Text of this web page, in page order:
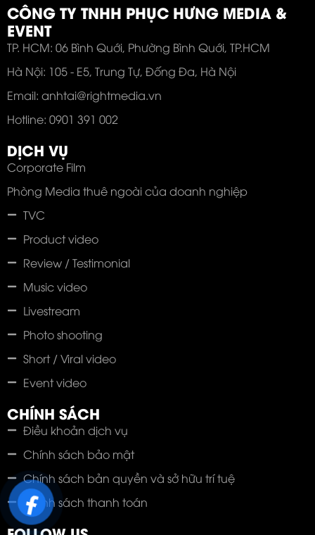
CÔNG TY TNHH PHỤC HƯNG MEDIA &
EVENT
TP. HCM: 06 Bình Quới, Phường Bình Quới, TP.HCM
Hà Nội: 105 - E5, Trung Tự, Đống Đa, Hà Nội
Email: anhtai@rightmedia.vn
Hotline: 0901 391 002
DỊCH VỤ
Corporate Film
Phòng Media thuê ngoài của doanh nghiệp
TVC
Product video
Review / Testimonial
Music video
Livestream
Photo shooting
Short / Viral video
Event video
CHÍNH SÁCH
Điều khoản dịch vụ
Chính sách bảo mật
Chính sách bản quyền và sở hữu trí tuệ
Chính sách thanh toán